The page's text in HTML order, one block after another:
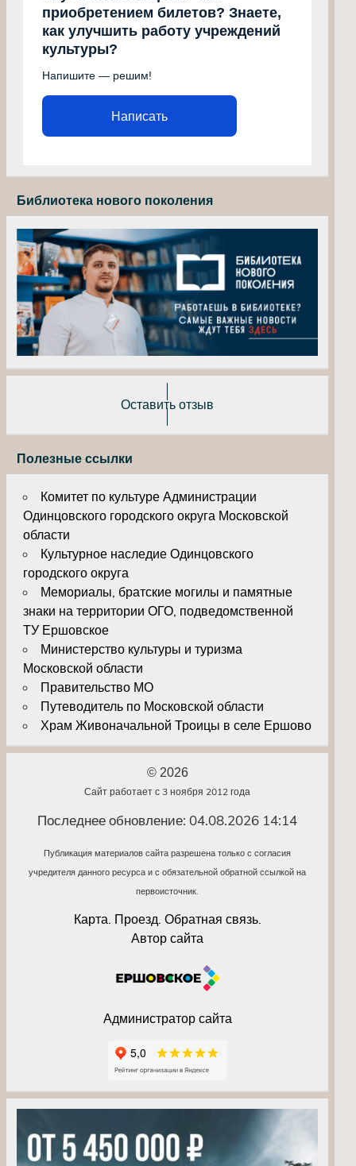
приобретением билетов? Знаете,
как улучшить работу учреждений
культуры?
Напишите — решим!
Написать
Библиотека нового поколения
Оставить отзыв
Полезные ссылки
Комитет по культуре Администрации
Одинцовского городского округа Московской
области
Культурное наследие Одинцовского
городского округа
Мемориалы, братские могилы и памятные
знаки на территории ОГО, подведомственной
ТУ Ершовское
Министерство культуры и туризма
Московской области
Правительство МО
Путеводитель по Московской области
Храм Живоначальной Троицы в селе Ершово
© 2026
Сайт работает с 3 ноября 2012 года
Последнее обновление: 04.08.2026 14:14
Публикация материалов сайта разрешена только с согласия
учредителя данного ресурса и с обязательной обратной ссылкой на
первоисточник.
Карта. Проезд. Обратная связь.
Автор сайта
Администратор сайта